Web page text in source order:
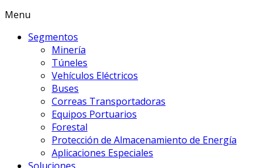
Menu
Segmentos
Minería
Túneles
Vehículos Eléctricos
Buses
Correas Transportadoras
Equipos Portuarios
Forestal
Protección de Almacenamiento de Energía
Aplicaciones Especiales